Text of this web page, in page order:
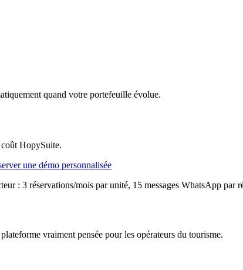
quand votre portefeuille évolue.
HopySuite.
une démo personnalisée
: 3 réservations/mois par unité, 15 messages WhatsApp
vraiment pensée pour les opérateurs du tourisme.